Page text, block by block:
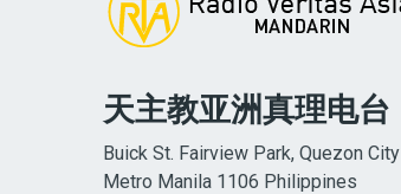
天主教亚洲真理电台
Buick St. Fairview Park, Quezon City
Metro Manila 1106 Philippines